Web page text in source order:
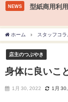
NEWS
型紙商用利
ホーム スタッフコラ
店主のつぶやき
身体に良いこ
1月 30, 2022 1月